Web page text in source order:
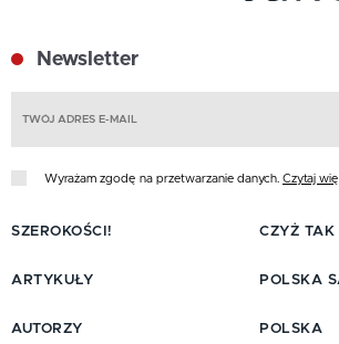
Newsletter
Wyrażam zgodę na przetwarzanie danych. Czytaj
SZEROKOŚCI!
ARTYKUŁY
AUTORZY
CZYŻ TAK
POLSKA
POLSKA